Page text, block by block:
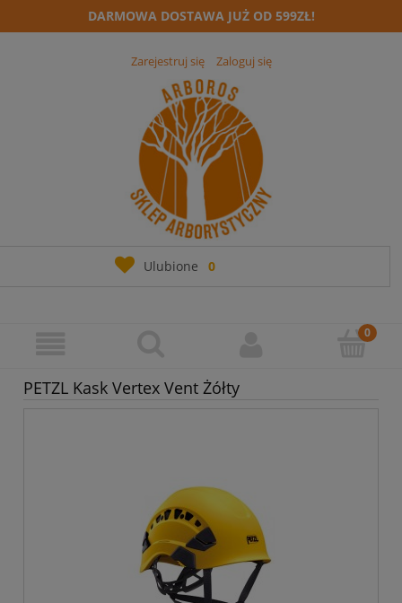
DARMOWA DOSTAWA JUŻ OD 599ZŁ!
Zarejestruj się Zaloguj się
Ulubione 0
PETZL Kask Vertex Vent Żółty